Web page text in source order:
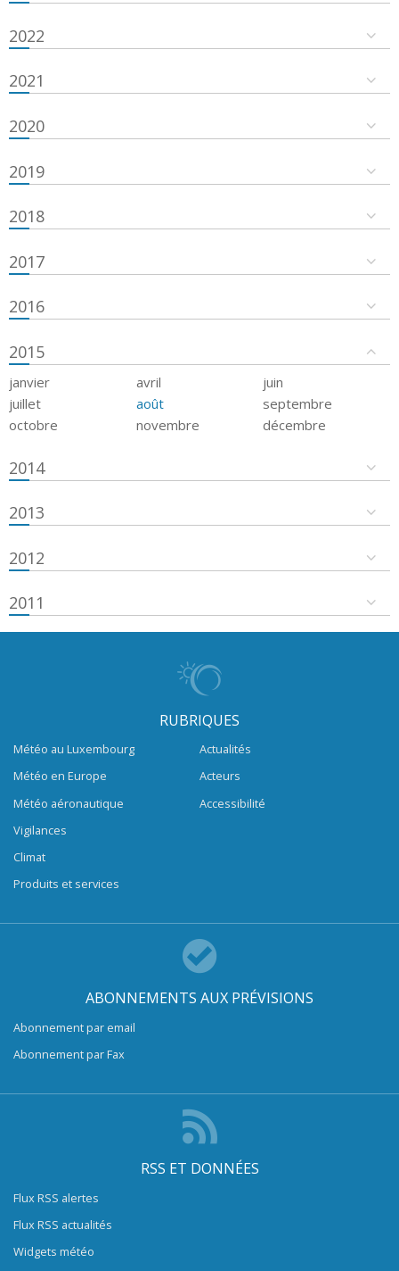
2022
2021
2020
2019
2018
2017
2016
2015
janvier avril
juin
juillet
août
septembre
octobre
novembre décembre
2014
2013
2012
2011
RUBRIQUES
Météo au Luxembourg
Météo en Europe
Météo aéronautique
Vigilances
Climat
Produits et services
Actualités
Acteurs
Accessibilité
ABONNEMENTS AUX PRÉVISIONS
Abonnement par email
Abonnement par Fax
RSS ET DONNÉES
Flux RSS alertes
Flux RSS actualités
Widgets météo